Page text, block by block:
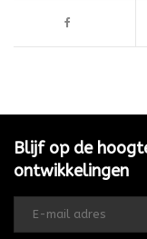
Blijf op de
ontwikkelingen